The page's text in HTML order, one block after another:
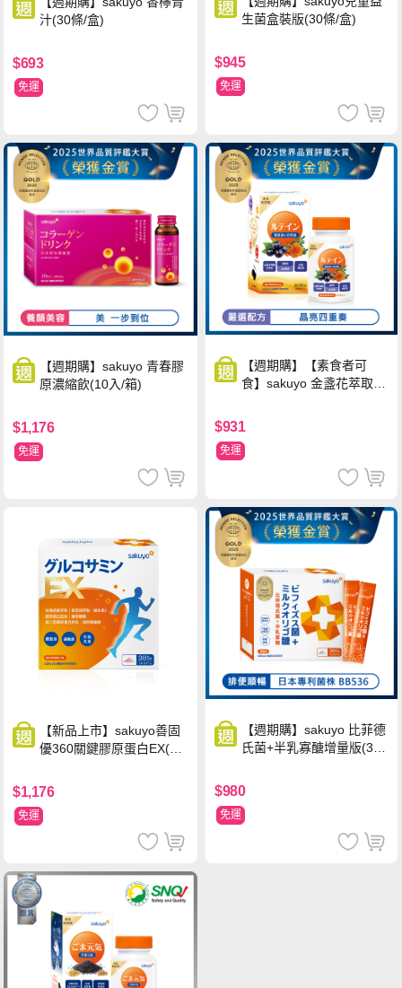
汁(30條/盒)
$693
免運
生菌盒裝版(30條/盒)
$945
免運
【週期購】sakuyo 青春膠
原濃縮飲(10入/箱)
$1,176
免運
【週期購】【素食者可
食】sakuyo 金盞花萃取
品)(30顆/瓶)
$931
免運
【新品上市】sakuyo善固
優360關鍵膠原蛋白EX(30
$1,176
免運
【週期購】sakuyo 比菲德
氏菌+半乳寡醣增量版(30
$980
免運